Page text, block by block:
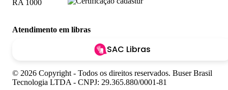
Atendimento em libras
SAC Libras
© 2026 Copyright - Todos os direitos reservados. Buser Brasil
Tecnologia LTDA - CNPJ: 29.365.880/0001-81